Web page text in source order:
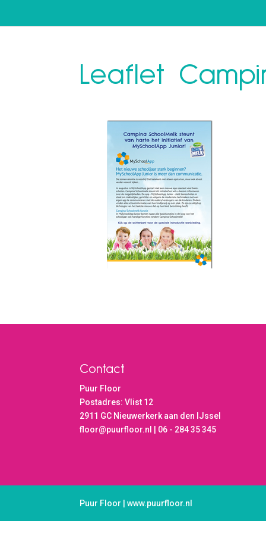
Leaflet
Contact
Puur Floor
Postadres: Vlist 12
2911 GC Nieuwerkerk aan den IJssel
floor@puurfloor.nl | 06 - 284 35 345
Puur Floor | www.puurfloor.nl